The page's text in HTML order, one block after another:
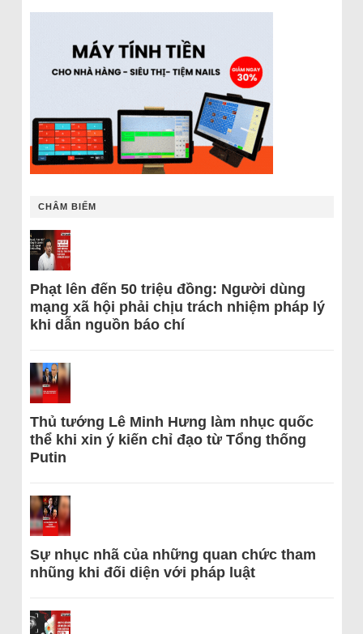
CHÂM BIẾM
Phạt lên đến 50 triệu đồng: Người dùng
mạng xã hội phải chịu trách nhiệm pháp lý
khi dẫn nguồn báo chí
Thủ tướng Lê Minh Hưng làm nhục quốc
thể khi xin ý kiến chỉ đạo từ Tổng thống
Putin
Sự nhục nhã của những quan chức tham
nhũng khi đối diện với pháp luật